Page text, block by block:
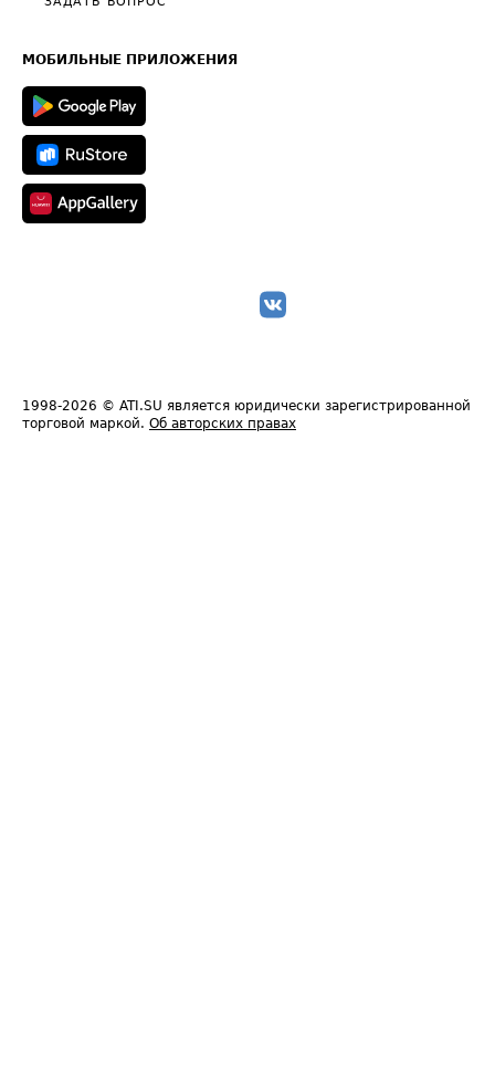
Техническая информация
МОБИЛЬНЫЕ ПРИЛОЖЕНИЯ
1998-2026 © ATI.SU является юридически зарегистрированной
торговой маркой. Об авторских правах